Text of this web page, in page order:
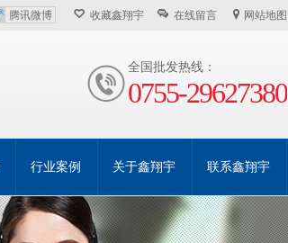
腾讯微博 收藏鑫翔宇 在线留言 网站地图
全国批发热线：
0755-29627380
行业案例 关于鑫翔宇 联系鑫翔宇